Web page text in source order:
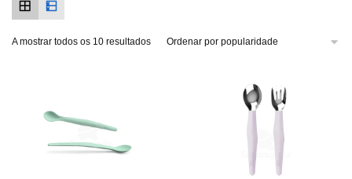
A mostrar todos os 10 resultados